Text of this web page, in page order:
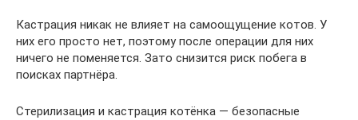
Кастрация никак не влияет на самоощущение котов. У
них его просто нет, поэтому после операции для них
ничего не поменяется. Зато снизится риск побега в
поисках партнёра.
Стерилизация и кастрация котёнка — безопасные